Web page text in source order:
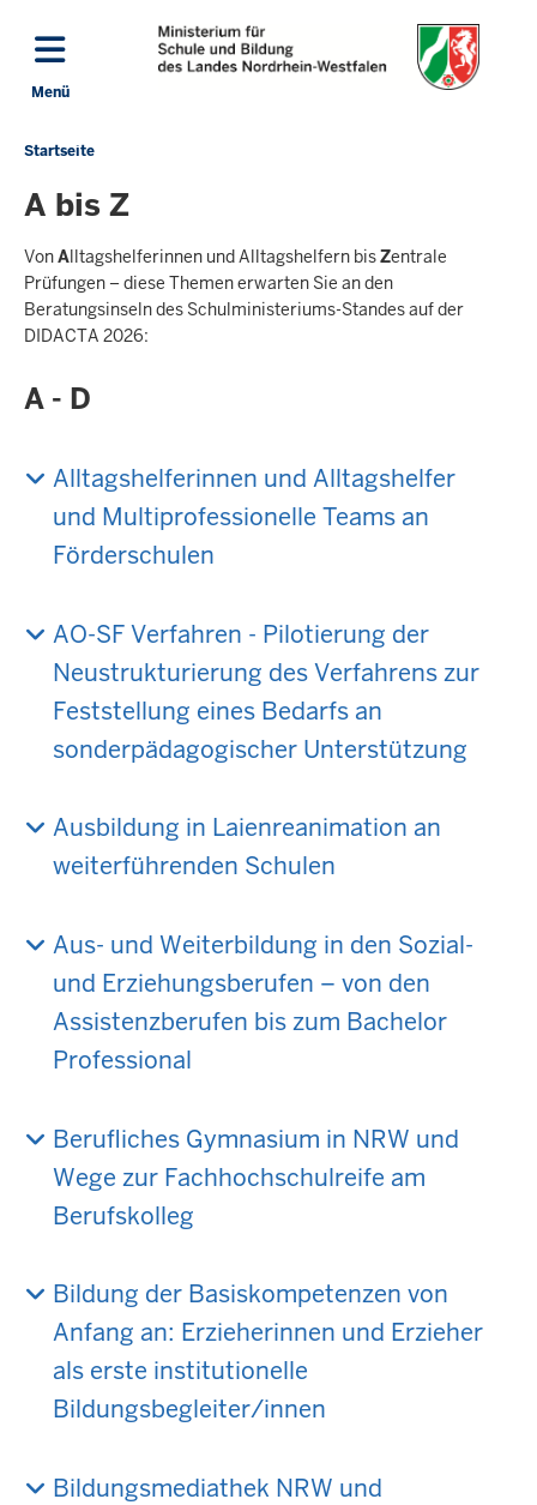
Direkt zum Inhalt
Menü
Sie
sich
hier
Startseite
A bis Z
VonAlltagshelferinnen und Alltagshelfern bisZentrale
Prüfungen – diese Themen erwarten Sie an den
Beratungsinseln des Schulministeriums-Standes auf der
DIDACTA 2026:
A - D
Alltagshelferinnen und Alltagshelfer
und Multiprofessionelle Teams an
Förderschulen
AO-SF Verfahren - Pilotierung der
Neustrukturierung des Verfahrens zur
Feststellung eines Bedarfs an
sonderpädagogischer Unterstützung
Ausbildung in Laienreanimation an
weiterführenden Schulen
Aus- und Weiterbildung in den Sozial-
und Erziehungsberufen – von den
Assistenzberufen bis zum Bachelor
Professional
Berufliches Gymnasium in NRW und
Wege zur Fachhochschulreife am
Berufskolleg
Bildung der Basiskompetenzen von
Anfang an: Erzieherinnen und Erzieher
als erste institutionelle
Bildungsbegleiter/innen
Bildungsmediathek NRW und